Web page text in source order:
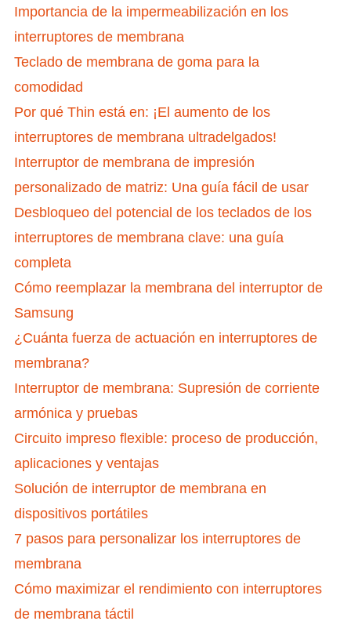
Importancia de la impermeabilización en los
interruptores de membrana
Teclado de membrana de goma para la
comodidad
Por qué Thin está en: ¡El aumento de los
interruptores de membrana ultradelgados!
Interruptor de membrana de impresión
personalizado de matriz: Una guía fácil de usar
Desbloqueo del potencial de los teclados de los
interruptores de membrana clave: una guía
completa
Cómo reemplazar la membrana del interruptor de
Samsung
¿Cuánta fuerza de actuación en interruptores de
membrana?
Interruptor de membrana: Supresión de corriente
armónica y pruebas
Circuito impreso flexible: proceso de producción,
aplicaciones y ventajas
Solución de interruptor de membrana en
dispositivos portátiles
7 pasos para personalizar los interruptores de
membrana
Cómo maximizar el rendimiento con interruptores
de membrana táctil